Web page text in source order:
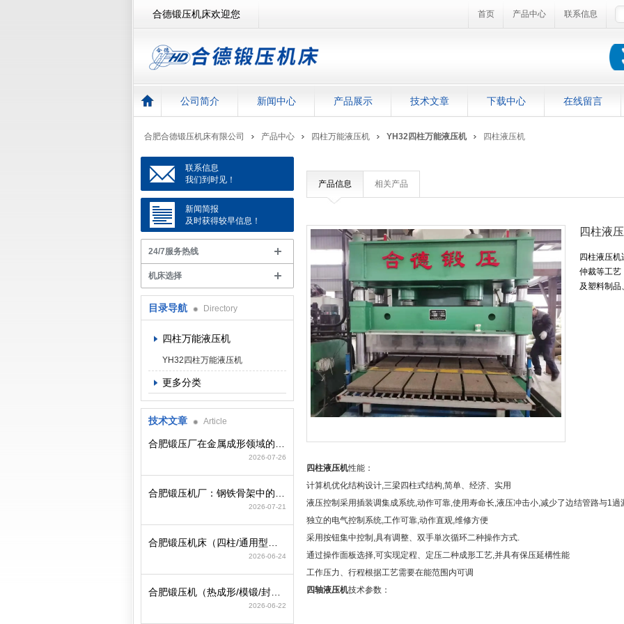
合德锻压机床欢迎您 首页 产品中心 联系信息
公司简介 新闻中心 产品展示 技术文章 下载中心 在线留言
合肥合德锻压机床有限公司 产品中心 四柱万能液压机 YH32四柱万能液压机 四柱液压机
产品信息 相关产品
四柱液
四柱液压
仲裁等工艺
及塑料制品
四柱液压机性能：
计算机优化结构设计,三梁四柱式结构,简单、经济、实用
液压控制采用插装调集成系统,动作可靠,使用寿命长,液压冲击小,减少了边结管路与1過
独立的电气控制系统,工作可靠,动作直观,维修方便
采用按钮集中控制,具有调整、双手単次循环二种操作方式.
通过操作面板选择,可实现定程、定压二种成形工艺,并具有保压延構性能
工作压力、行程根据工艺需要在能范围内可调
四轴液压机技术参数：
联系信息
我们到时见！
新闻简报
及时获得较早信息！
24/7服务热线
机床选择
目录导航 Directory
四柱万能液压机
YH32四柱万能液压机
更多分类
技术文章 Article
2026-07-26
2026-07-21
2026-06-24
2026-06-22